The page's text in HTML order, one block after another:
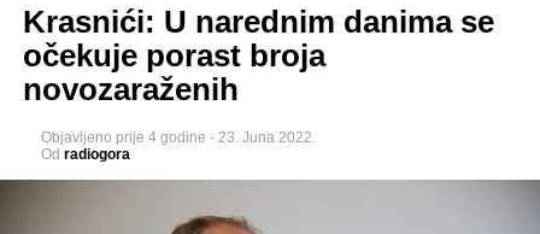
Krasnići: U narednim danima se
očekuje porast broja
novozaraženih
Objavljeno prije 4 godine - 23. Juna 2022.
Od radiogora